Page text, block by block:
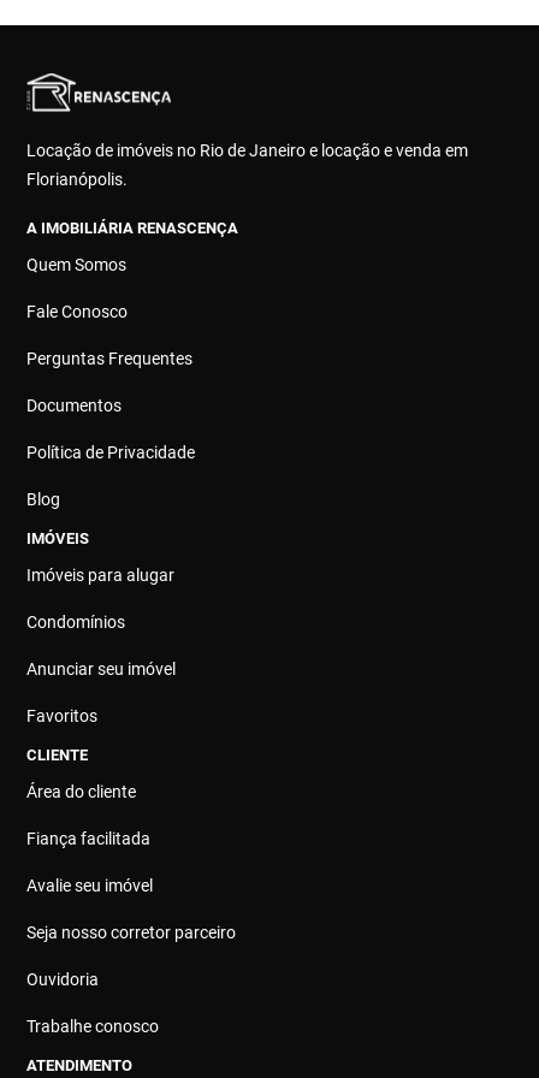
Locação de imóveis no Rio de Janeiro e locação e venda em
Florianópolis.
A IMOBILIÁRIA RENASCENÇA
Quem Somos
Fale Conosco
Perguntas Frequentes
Documentos
Política de Privacidade
Blog
IMÓVEIS
Imóveis para alugar
Condomínios
Anunciar seu imóvel
Favoritos
CLIENTE
Área do cliente
Fiança facilitada
Avalie seu imóvel
Seja nosso corretor parceiro
Ouvidoria
Trabalhe conosco
ATENDIMENTO